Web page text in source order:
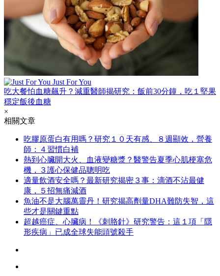
Just For You
吃大餐怕血糖飆升？減重醫師揭研究：飯前30分鐘，吃１堅果
穩定飯後血糖
×
相關文章
吃膠原蛋白有用嗎？研究１０天有感、８週顯效，營養
師：４習慣白補
熱到心臟開大火、血液變糖漿？醫警告夏季心肌梗塞危
機，３護心保健品聰明吃
適量飲酒安全嗎？最新研究揭密３事：滴酒不沾最健
康，５招無痛減酒
魚油不是大腦萬靈丹！研究揭高劑量DHA難防失智，這
些才是關鍵重點
超越癌症、心臟病！《刺胳針》研究警告：這１項「隱
形疾病」已成全球失能頭號殺手